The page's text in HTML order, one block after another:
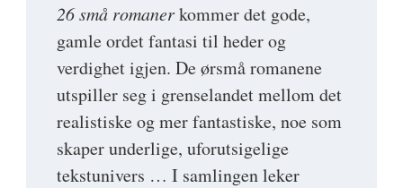
26 små romanerkommer det gode,
gamle ordet fantasi til heder og
verdighet igjen. De ørsmå romanene
utspiller seg i grenselandet mellom det
realistiske og mer fantastiske, noe som
skaper underlige, uforutsigelige
tekstunivers … I samlingen leker